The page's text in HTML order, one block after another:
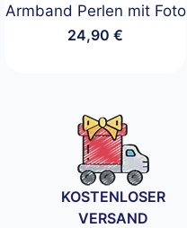
Armband Perlen mit Foto
24,90€
KOSTENLOSER
VERSAND